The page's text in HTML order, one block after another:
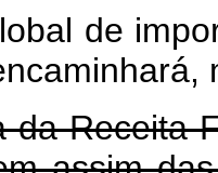
de
da Receita